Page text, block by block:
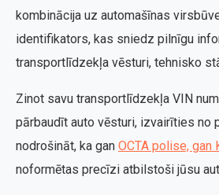
kombinācija uz automašīnas
identifikators, kas sniedz pilnīgu
transportlīdzekļa vēsturi, tehnisko
Zinot savu transportlīdzekļa VIN
pārbaudīt auto vēsturi, izvairīties no
nodrošināt, ka gan OCTA polise, gan
noformētas precīzi atbilstoši jūsu